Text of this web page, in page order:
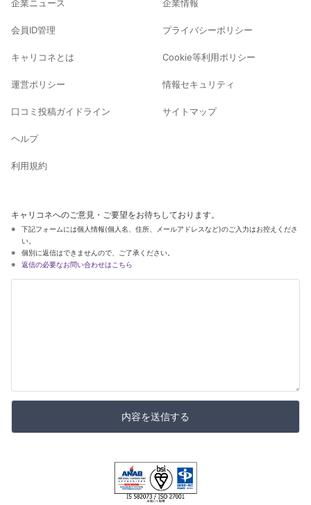
企業ニュース
会員ID管理
キャリコネとは
運営ポリシー
口コミ投稿ガイドライン
ヘルプ
利用規約
企業情報
プライバシーポリシー
Cookie等利用ポリシー
情報セキュリティ
サイトマップ
キャリコネへのご意見・ご要望をお待ちしております。
下記フォームには個人情報(個人名、住所、メールアドレスなど)のご入力はお控えくださ
い。
個別に返信はできませんので、ご了承ください。
返信の必要なお問い合わせはこちら
内容を送信する